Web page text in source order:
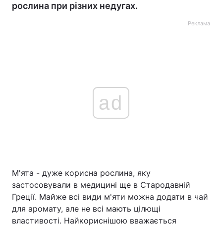
рослина при різних недугах.
Реклама
ad
М'ята - дуже корисна рослина, яку
застосовували в медицині ще в Стародавній
Греції. Майже всі види м'яти можна додати в чай
для аромату, але не всі мають цілющі
властивості. Найкориснішою вважається